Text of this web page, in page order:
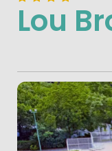
Lou